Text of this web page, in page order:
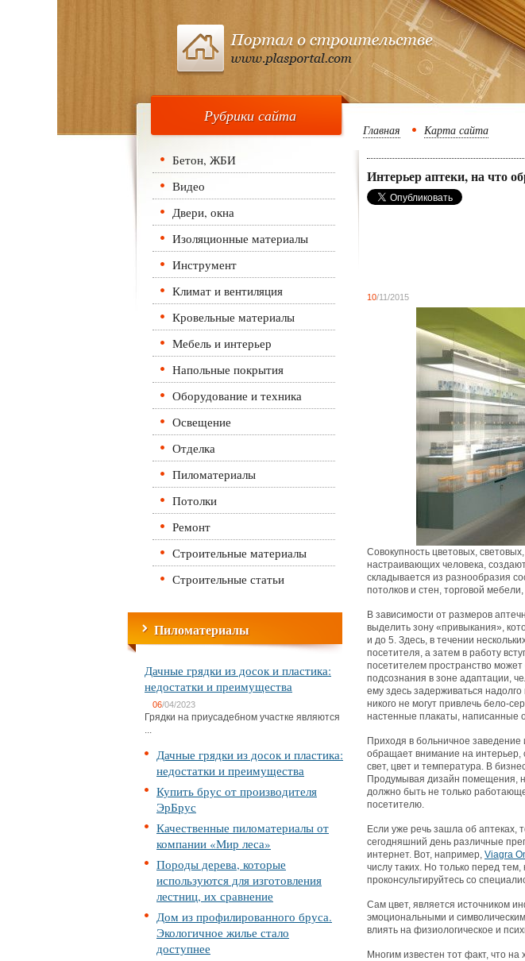
Рубрики сайта
Бетон, ЖБИ
Видео
Двери, окна
Изоляционные материалы
Инструмент
Климат и вентиляция
Кровельные материалы
Мебель и интерьер
Напольные покрытия
Оборудование и техника
Освещение
Отделка
Пиломатериалы
Потолки
Ремонт
Строительные материалы
Строительные статьи
Пиломатериалы
Дачные грядки из досок и пластика:
недостатки и преимущества
06/04/2023
Грядки на приусадебном участке являются
...
Дачные грядки из досок и пластика:
недостатки и преимущества
Купить брус от производителя
ЭрБрус
Качественные пиломатериалы от
компании «Мир леса»
Породы дерева, которые
используются для изготовления
лестниц, их сравнение
Дом из профилированного бруса.
Экологичное жилье стало
доступнее
Главная Карта сайта
Интерьер аптеки, на что
10/11/2015
Совокупность цветовых,
настраивающих человека,
складывается из разнообразия
потолков и стен, торговой
В зависимости от размеров
выделить зону «привыкания»,
и до 5. Здесь, в течении
посетителя, а затем в работу
посетителем пространство
подсознания в зоне адаптации,
ему здесь задерживаться
никого не могут привлечь бело-
настенные плакаты, написанные
Приходя в больничное заведение
обращает внимание на
свет, цвет и температура. В
Продумывая дизайн помещения,
должно быть не только
посетителю.
Если уже речь зашла об аптеках,
сегодняшний день различные
интернет. Вот, например, Viagra
числу таких. Но только перед тем,
проконсультируйтесь со
Сам цвет, является источником
эмоциональными и
влиять на физиологическое и
Многим известен тот факт, что